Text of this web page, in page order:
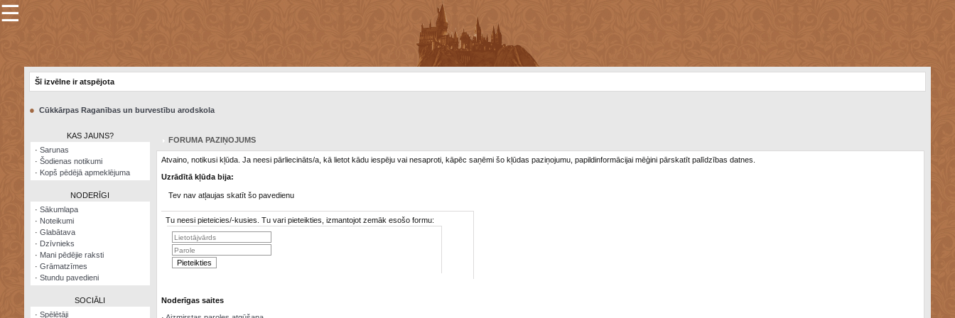
×
Šodienas
Visatcera
almanahs
☰
Šī izvēlne ir atspējota
● Cūkkārpas Raganības un burvestību arodskola
KAS JAUNS?
· Sarunas
· Šodienas notikumi
· Kopš pēdējā apmeklējuma
NODERĪGI
· Sākumlapa
· Noteikumi
· Glabātava
· Dzīvnieks
· Mani pēdējie raksti
· Grāmatzīmes
· Stundu pavedieni
SOCIĀLI
· Spēlētāji
FORUMA PAZIŅOJUMS
Atvaino, notikusi kļūda. Ja neesi pārliecināts/a, kā lietot kādu iespēju vai nesaproti, kāpēc saņēmi šo kļūdas paziņojumu, papildinformācijai mēģini pārskatīt palīdzības datnes.
Uzrādītā kļūda bija:
Tev nav atļaujas skatīt šo pavedienu
Tu neesi pieteicies/-kusies. Tu vari pieteikties, izmantojot zemāk esošo formu:
Noderīgas saites